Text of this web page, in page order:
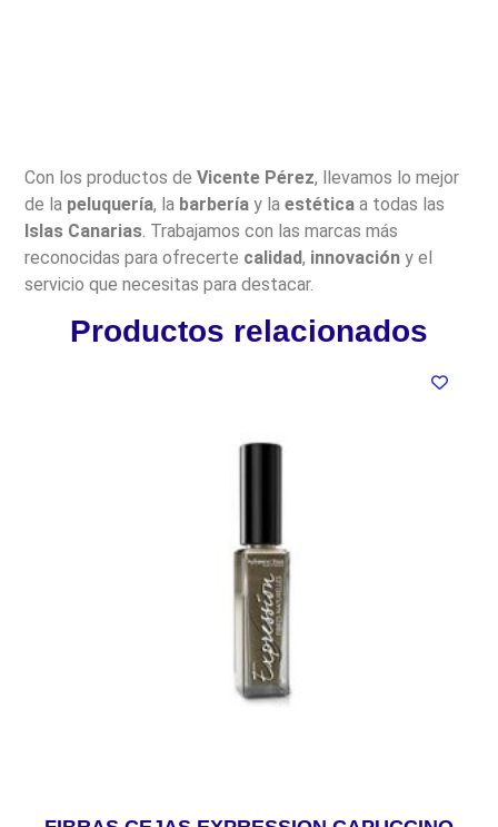
Con los productos deVicente Pérez, llevamos lo mejor
de la peluquería, la barbería y laestética a todas las
Islas Canarias. Trabajamos con las marcas más
reconocidas para ofrecerte calidad, innovación y el
servicio que necesitas para destacar.
Productos relacionados